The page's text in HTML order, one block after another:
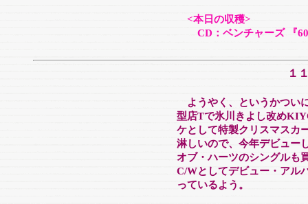
<本日の収穫>
CD：ベンチャーズ 『
１
ようやく、というかつい
型店Tで氷川きよし改め
ケとして特製クリスマスカ
淋しいので、今年デビュー
オブ・ハーツのシングルも
C/Wとしてデビュー・アル
っているよう。